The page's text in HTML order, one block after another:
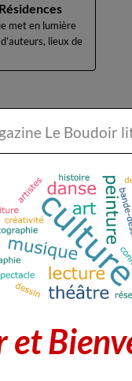
met en lumière
lieux de
Email
★
sur 5.
et